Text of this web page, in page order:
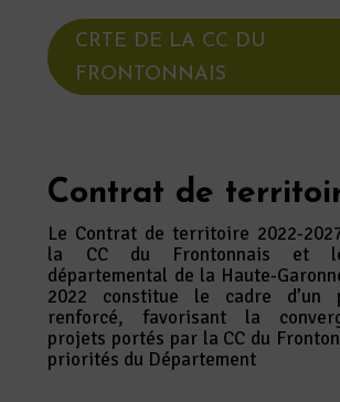
CRTE DE LA CC DU
FRONTONNAIS
Contrat de
Le Contrat de territoire 2022-
la CC du Frontonnais et
départemental de la Haute-
2022 constitue le cadre d’un
renforcé, favorisant la
projets portés par la CC du
priorités du Département